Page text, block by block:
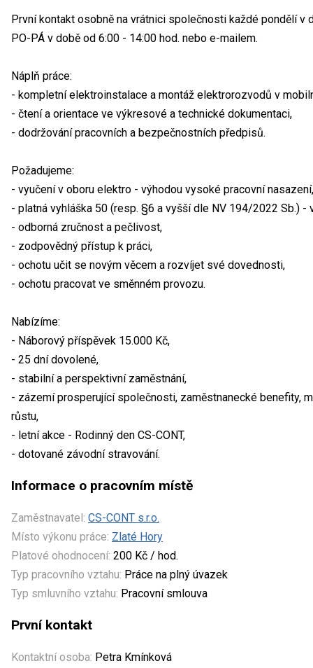
První kontakt osobně na vrátnici společnosti každé pondělí v
PO-PÁ v době od 6:00 - 14:00 hod. nebo e-mailem.
Náplň práce:
- kompletní elektroinstalace a montáž elektrorozvodů v
- čtení a orientace ve výkresové a technické dokumentaci,
- dodržování pracovních a bezpečnostních předpisů.
Požadujeme:
- vyučení v oboru elektro - výhodou vysoké pracovní nasazení,
- platná vyhláška 50 (resp. §6 a vyšší dle NV 194/2022 Sb.) -
- odborná zručnost a pečlivost,
- zodpovědný přístup k práci,
- ochotu učit se novým věcem a rozvíjet své dovednosti,
- ochotu pracovat ve směnném provozu.
Nabízíme:
- Náborový příspěvek 15.000 Kč,
- 25 dní dovolené,
- stabilní a perspektivní zaměstnání,
- zázemí prosperující společnosti, zaměstnanecké benefity,
růstu,
- letní akce - Rodinný den CS-CONT,
- dotované závodní stravování.
Informace o pracovním místě
Zaměstnavatel: CS-CONT s.r.o.
Místo výkonu práce: Zlaté Hory
Platové ohodnocení: 200 Kč / hod.
Typ pracovního vztahu: Práce na plný úvazek
Typ smluvního vztahu: Pracovní smlouva
První kontakt
Kontaktní osoba: Petra Kmínková